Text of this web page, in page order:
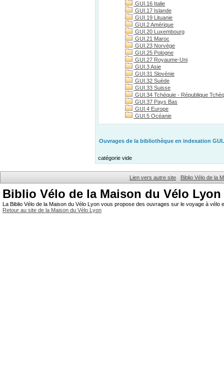
GUI.16 Italie
GUI.17 Islande
GUI.19 Lituanie
GUI.2 Amérique
GUI.20 Luxembourg
GUI.21 Maroc
GUI.23 Norvège
GUI.25 Pologne
GUI.27 Royaume-Uni
GUI.3 Asie
GUI.31 Slovénie
GUI.32 Suède
GUI.33 Suisse
GUI.34 Tchéquie - République
GUI.37 Pays Bas
GUI.4 Europe
GUI.5 Océanie
Ouvrages de la bibliothèque en indexation
catégorie vide
Lien vers autre site Biblio Vélo de la
Biblio Vélo de la Maison du Vélo Lyon
La Biblio Vélo de la Maison du Vélo Lyon vous propose des ouvrages sur le voyage à
Retour au site de la Maison du Vélo Lyon